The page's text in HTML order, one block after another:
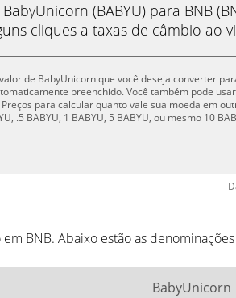
(BABYU) para BNB
cliques a taxas de câmbio ao
de BabyUnicorn que você deseja converter
preenchido. Você também pode
para calcular quanto vale sua moeda em
.5 BABYU, 1 BABYU, 5 BABYU, ou mesmo 10
BNB. Abaixo estão as
BabyUnicorn